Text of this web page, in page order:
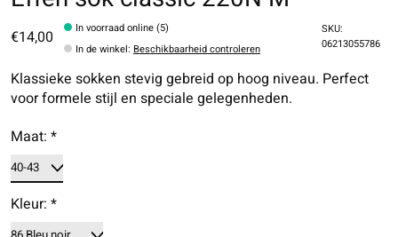
€14,00
In voorraad online (5)
In de winkel: Beschikbaarheid controleren
SKU:
06213055786
Klassieke sokken stevig gebreid op hoog niveau. Perfect
voor formele stijl en speciale gelegenheden.
Maat: *
Kleur: *